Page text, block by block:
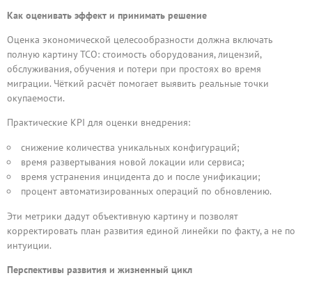
Как оценивать эффект и принимать решение
Оценка экономической целесообразности должна включать
полную картину TCO: стоимость оборудования, лицензий,
обслуживания, обучения и потери при простоях во время
миграции. Чёткий расчёт помогает выявить реальные точки
окупаемости.
Практические KPI для оценки внедрения:
снижение количества уникальных конфигураций;
время развертывания новой локации или сервиса;
время устранения инцидента до и после унификации;
процент автоматизированных операций по обновлению.
Эти метрики дадут объективную картину и позволят
корректировать план развития единой линейки по факту, а не по
интуиции.
Перспективы развития и жизненный цикл